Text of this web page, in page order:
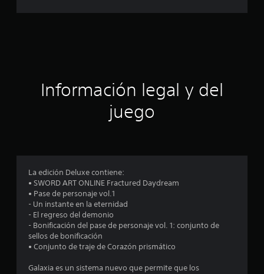
a
ó
r
Información legal y del
juego
La edición Deluxe contiene:
• SWORD ART ONLINE Fractured Daydream
• Pase de personaje vol.1
- Un instante en la eternidad
- El regreso del demonio
- Bonificación del pase de personaje vol. 1: conjunto de
sellos de bonificación
• Conjunto de traje de Corazón prismático
Galaxia es un sistema nuevo que permite que los